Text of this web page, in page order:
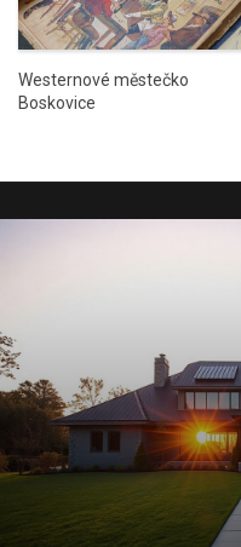
Westernové městečko
Boskovice